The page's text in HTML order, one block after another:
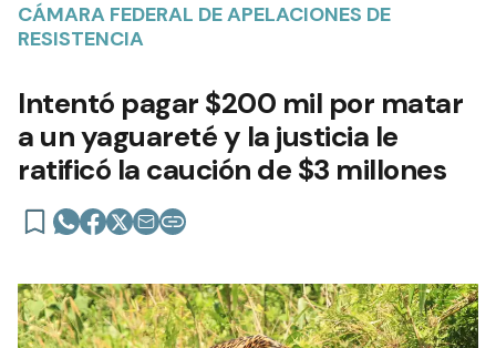
CÁMARA FEDERAL DE APELACIONES DE
RESISTENCIA
Intentó pagar $200 mil por matar
a un yaguareté y la justicia le
ratificó la caución de $3 millones